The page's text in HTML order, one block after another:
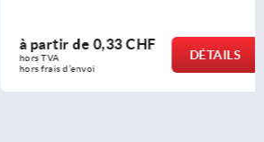
à partir de 0,33 CHF
hors TVA
hors frais d’envoi
DÉTAILS